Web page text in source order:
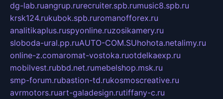
dg-lab.ruangrup.rurecruiter.spb.rumusic8.spb.ru
krsk124.rukubok.spb.ruromanofforex.ru
analitikaplus.ruspyonline.ruzosikamery.ru
sloboda-ural.pp.ruAUTO-COM.SUhohota.netalimy.ru
online-z.comaromat-vostoka.ruotdelkaexp.ru
mobilvest.rubbd.net.rumebelshop.msk.ru
smp-forum.rubastion-td.rukosmoscreative.ru
avrmotors.ruart-galadesign.rutiffany-c.ru